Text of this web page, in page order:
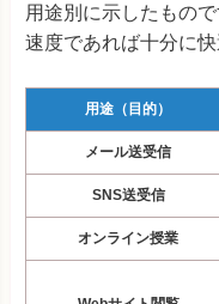
用途別に示したもの
速度であれば十分に
用途（目的）
メール送受信
SNS送受信
オンライン授業